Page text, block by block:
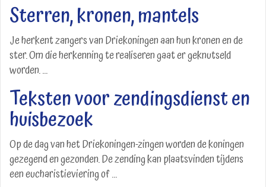
Sterren, kronen, mantels
Je herkent zangers van Driekoningen aan hun kronen en de
ster. Om die herkenning te realiseren gaat er geknutseld
worden. ...
Teksten voor zendingsdienst en
huisbezoek
Op de dag van het Driekoningen-zingen worden de koningen
gezegend en gezonden. De zending kan plaatsvinden tijdens
een eucharistieviering of ...